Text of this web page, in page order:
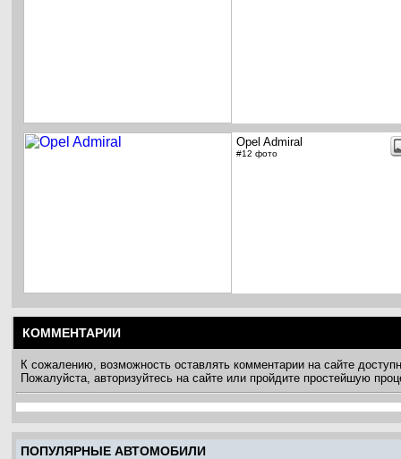
Opel Admiral
#12 фото
КОММЕНТАРИИ
К сожалению, возможность оставлять комментарии на сайте
Пожалуйста, авторизуйтесь на сайте или пройдите простейшую
ПОПУЛЯРНЫЕ АВТОМОБИЛИ